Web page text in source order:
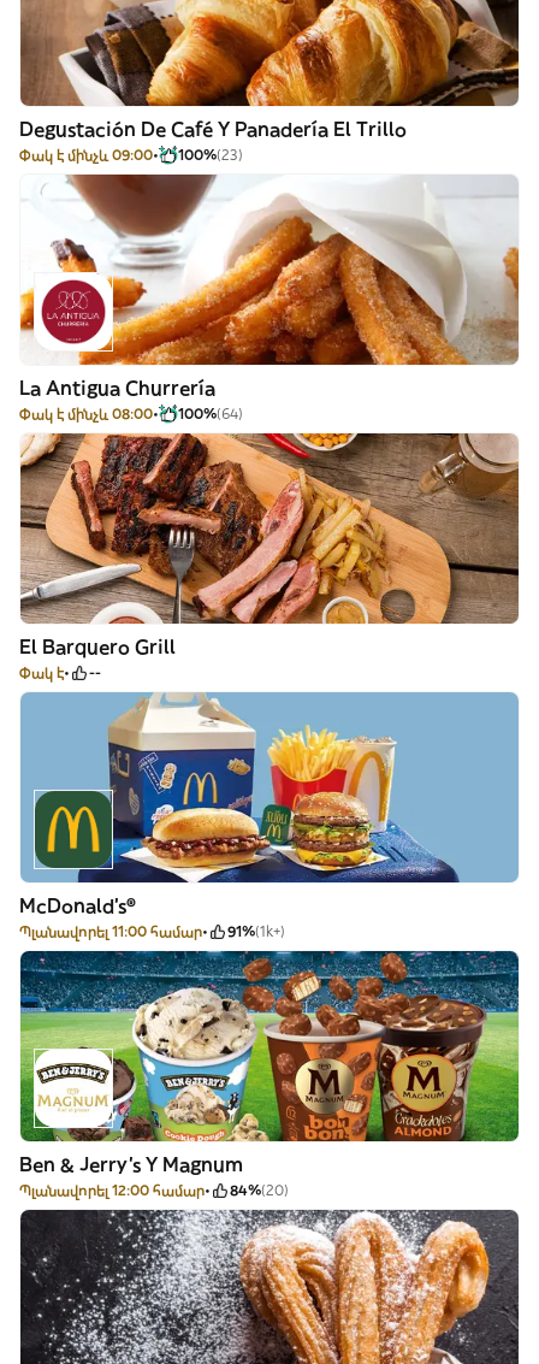
Degustación De Café Y Panadería El Trillo
Փակ է մինչև 09:00 100%(23)
La Antigua Churrería
Փակ է մինչև 08:00 100%(64)
El Barquero Grill
Փակ է --
McDonald's®
Պլանավորել 11:00 համար 91%(1k+)
Ben & Jerry's Y Magnum
Պլանավորել 12:00 համար 84%(20)